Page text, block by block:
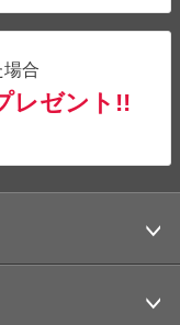
合
レゼント!!